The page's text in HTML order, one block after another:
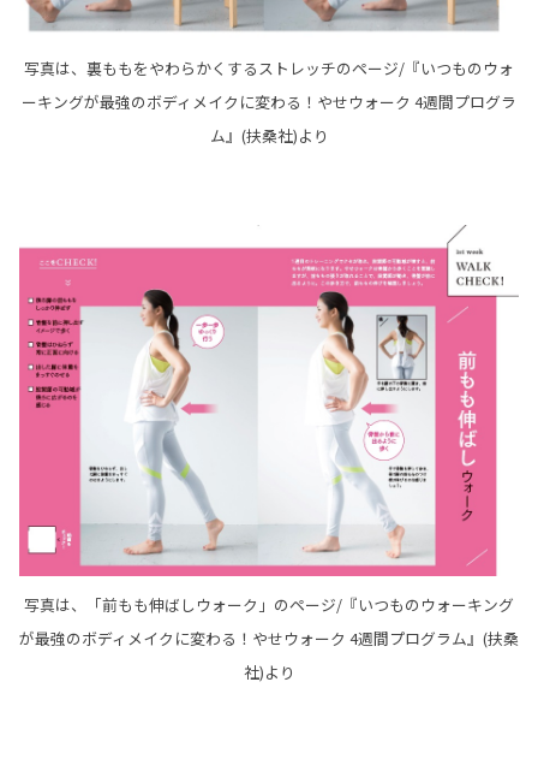
写真は、裏ももをやわらかくするストレッチのページ/『いつものウォ
ーキングが最強のボディメイクに変わる！やせウォーク 4週間プログラ
ム』(扶桑社)より
写真は、「前もも伸ばしウォーク」のページ/『いつものウォーキング
が最強のボディメイクに変わる！やせウォーク 4週間プログラム』(扶桑
社)より